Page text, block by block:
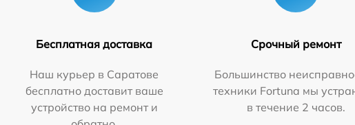
Бесплатная доставка
Наш курьер в Саратове
бесплатно доставит ваше
устройство на ремонт и
Срочный ремонт
Большинство
техники Fortuna мы
в течение 2 часов.